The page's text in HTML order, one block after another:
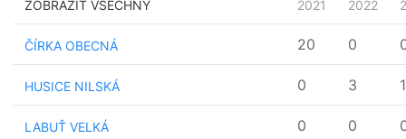
ZOBRAZIT VŠECHNY 2021 2022
ČÍRKA OBECNÁ 20 0
HUSICE NILSKÁ 0 3 1
LABUŤ VELKÁ 0 0